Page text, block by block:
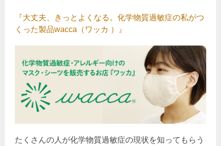
『大丈夫、きっとよくなる。化学物質過敏症の私がつ
くった製品wacca（ワッカ ）』
たくさんの人が化学物質過敏症の現状を知ってもらう